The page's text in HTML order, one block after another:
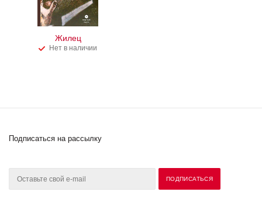
Жилец
Нет в наличии
Подписаться на рассылку